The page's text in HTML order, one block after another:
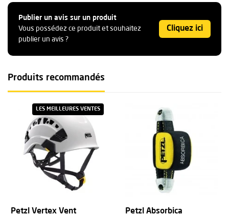
Publier un avis sur un produit
Vous possédez ce produit et souhaitez
publier un avis ?
Cliquez ici
Produits recommandés
LES MEILLEURES VENTES
Petzl Vertex Vent Petzl Absorbica